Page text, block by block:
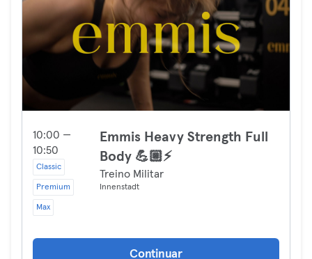
10:00 —
10:50
Classic
Premium
Max
Emmis Heavy Strength Full
Body 💪🏼⚡️
Treino Militar
Innenstadt
Continuar